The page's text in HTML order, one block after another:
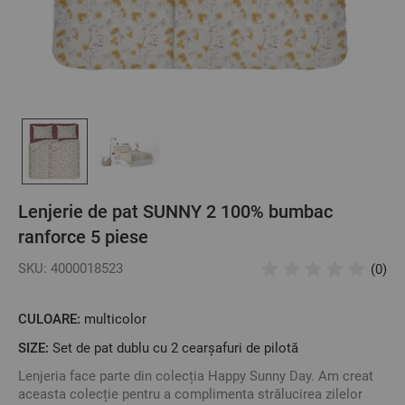
Lenjerie de pat SUNNY 2 100% bumbac
ranforce 5 piese
SKU: 4000018523 (0)
CULOARE: multicolor
SIZE: Set de pat dublu cu 2 cearșafuri de pilotă
Lenjeria face parte din colecția Happy Sunny Day. Am creat
aceasta colecție pentru a complimenta strălucirea zilelor